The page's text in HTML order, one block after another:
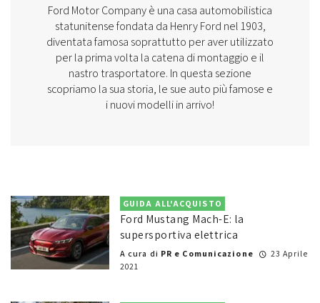
Ford Motor Company è una casa automobilistica
statunitense fondata da Henry Ford nel 1903,
diventata famosa soprattutto per aver utilizzato
per la prima volta la catena di montaggio e il
nastro trasportatore. In questa sezione
scopriamo la sua storia, le sue auto più famose e
i nuovi modelli in arrivo!
GUIDA ALL'ACQUISTO
Ford Mustang Mach-E: la
supersportiva elettrica
A cura di PR e Comunicazione
23 Aprile
2021